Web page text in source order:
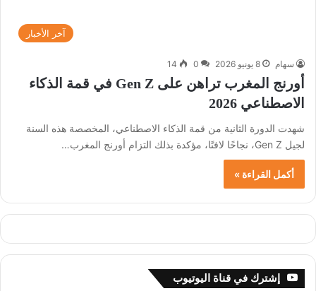
آخر الأخبار
سهام 8 يونيو 2026 0
14
أورنج المغرب تراهن على Gen Z في قمة الذكاء
الاصطناعي 2026
شهدت الدورة الثانية من قمة الذكاء الاصطناعي، المخصصة هذه السنة
لجيل Gen Z، نجاحًا لافتًا، مؤكدة بذلك التزام أورنج المغرب…
أكمل القراءة »
إشترك في قناة اليوتيوب